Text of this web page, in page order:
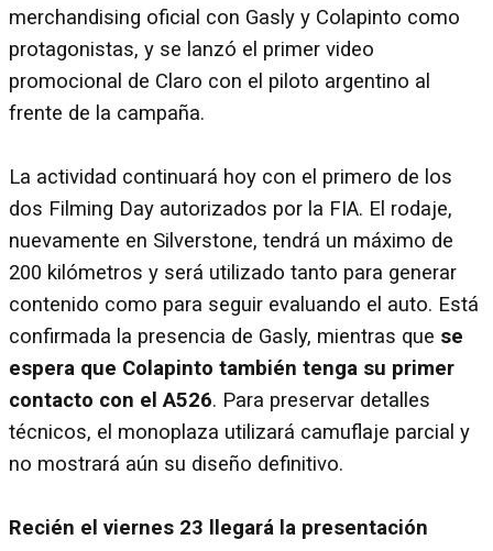
merchandising oficial con Gasly y Colapinto como
protagonistas, y se lanzó el primer video
promocional de Claro con el piloto argentino al
frente de la campaña.
La actividad continuará hoy con el primero de los
dos Filming Day autorizados por la FIA. El rodaje,
nuevamente en Silverstone, tendrá un máximo de
200 kilómetros y será utilizado tanto para generar
contenido como para seguir evaluando el auto. Está
confirmada la presencia de Gasly, mientras que se
espera que Colapinto también tenga su primer
contacto con el A526. Para preservar detalles
técnicos, el monoplaza utilizará camuflaje parcial y
no mostrará aún su diseño definitivo.
Recién el viernes 23 llegará la presentación